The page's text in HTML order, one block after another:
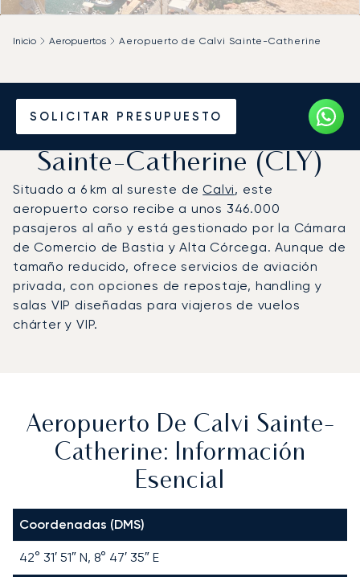
SOLICITAR PRESUPUESTO
Inicio Aeropuertos Aeropuerto de Calvi Sainte-Catherine
Vuele en Jet Privado al
Aeropuerto de Calvi
Sainte-Catherine (CLY)
Situado a 6 km al sureste deCalvi, este
aeropuerto corso recibe a unos 346.000
pasajeros al año y está gestionado por la Cámara
de Comercio de Bastia y Alta Córcega. Aunque de
tamaño reducido, ofrece servicios de aviación
privada, con opciones de repostaje, handling y
salas VIP diseñadas para viajeros de vuelos
chárter y VIP.
Aeropuerto De Calvi Sainte-
Catherine: Información
Esencial
Coordenadas (DMS)
42° 31′ 51″ N, 8° 47′ 35″ E